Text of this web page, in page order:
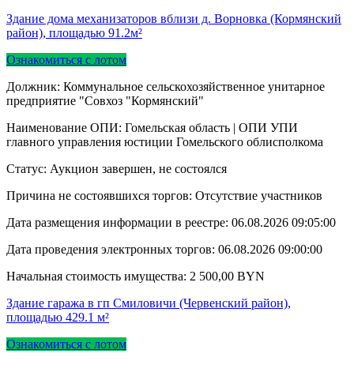
Здание дома механизаторов вблизи д. Ворновка (Кормянский
район), площадью 91.2м²
Ознакомиться с лотом
Должник: Коммунальное сельскохозяйственное унитарное
предприятие "Совхоз "Кормянский"
Наименование ОПИ: Гомельская область | ОПИ УПИ
главного управления юстиции Гомельского облисполкома
Статус: Аукцион завершен, не состоялся
Причина не состоявшихся торгов: Отсутствие участников
Дата размещения информации в реестре: 06.08.2026 09:05:00
Дата проведения электронных торгов: 06.08.2026 09:00:00
Начальная стоимость имущества: 2 500,00 BYN
Здание гаража в гп Смиловичи (Червенский район),
площадью 429.1 м²
Ознакомиться с лотом